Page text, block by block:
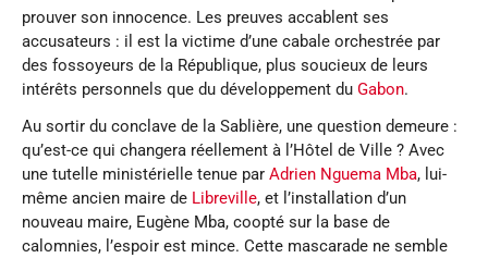
prouver son innocence. Les preuves accablent ses
accusateurs : il est la victime d’une cabale orchestrée par
des fossoyeurs de la République, plus soucieux de leurs
intérêts personnels que du développement du Gabon.
Au sortir du conclave de la Sablière, une question demeure :
qu’est-ce qui changera réellement à l’Hôtel de Ville ? Avec
une tutelle ministérielle tenue par Adrien Nguema Mba, lui-
même ancien maire de Libreville, et l’installation d’un
nouveau maire, Eugène Mba, coopté sur la base de
calomnies, l’espoir est mince. Cette mascarade ne semble